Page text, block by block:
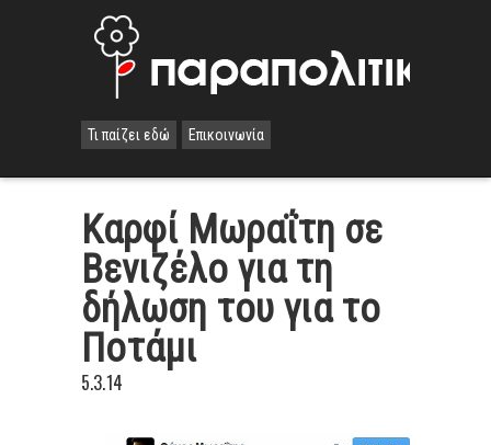
Τι παίζει εδώ Επικοινωνία
Καρφί Μωραΐτη σε
Βενιζέλο για τη
δήλωση του για το
Ποτάμι
5.3.14